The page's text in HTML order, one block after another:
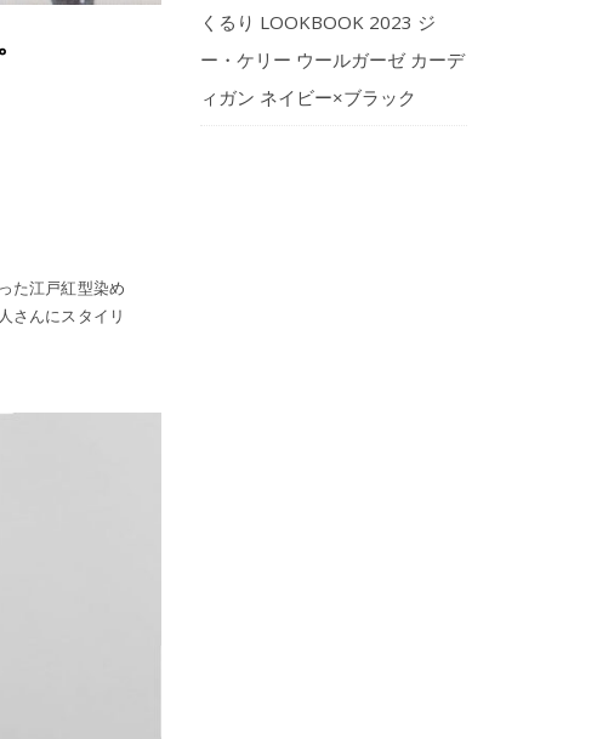
た江戸紅型染め
さんにスタイリ
くるり LOOKBOOK 2023 ジ
ー・ケリー ウールガーゼ カーデ
ィガン ネイビー×ブラック